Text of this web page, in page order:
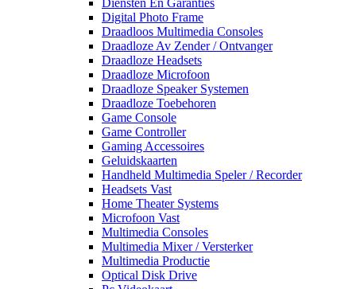
Digital Photo Frame
Draadloos Multimedia Consoles
Draadloze Av Zender / Ontvanger
Draadloze Headsets
Draadloze Microfoon
Draadloze Speaker Systemen
Draadloze Toebehoren
Game Console
Game Controller
Gaming Accessoires
Geluidskaarten
Handheld Multimedia Speler / Recorder
Headsets Vast
Home Theater Systems
Microfoon Vast
Multimedia Consoles
Multimedia Mixer / Versterker
Multimedia Productie
Optical Disk Drive